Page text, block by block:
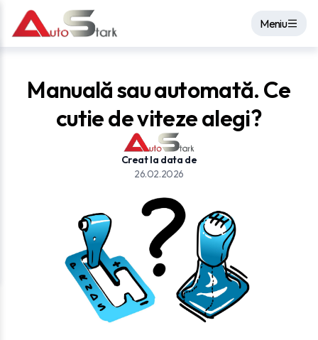
Meniu
Manuală sau automată. Ce
cutie de viteze alegi?
Creat la data de
26.02.2026